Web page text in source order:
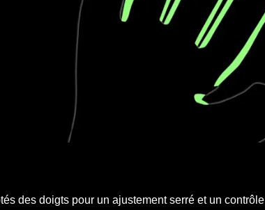
des doigts pour un ajustement serré et un contrôle